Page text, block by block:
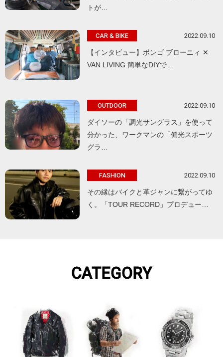
トが…
CAR & BIKE 2022.09.10
【インタビュー】ボンゴ ブローニィ ✕
VAN LIVING 簡単なDIYで…
OUTDOOR 2022.09.10
ダイソーの「調光サングラス」を使って
分かった、ワークマンの「偏光スポーツ
グラ…
FASHION 2022.09.10
その縁はバイクと革ジャンに繋がってゆ
く。「TOUR RECORD」プロデュー…
CATEGORY